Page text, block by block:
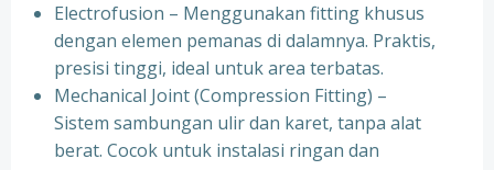
Electrofusion – Menggunakan fitting khusus
dengan elemen pemanas di dalamnya. Praktis,
presisi tinggi, ideal untuk area terbatas.
Mechanical Joint (Compression Fitting) –
Sistem sambungan ulir dan karet, tanpa alat
berat. Cocok untuk instalasi ringan dan